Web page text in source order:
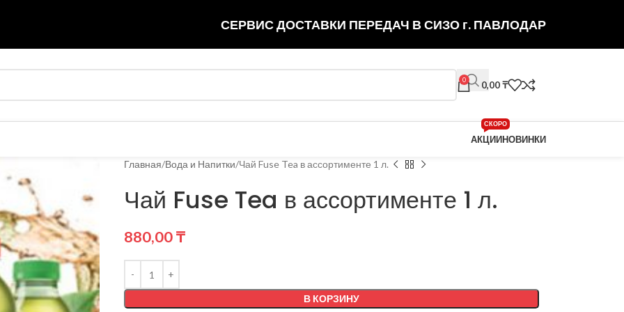
СЕРВИС ДОСТАВКИ ПЕРЕДАЧ В СИЗО г. ПАВЛОДАР
0 0,00₸
АКЦИИ
СКОРО
НОВИНКИ
Главная Вода и Напитки Чай Fuse Tea в ассортименте 1 л.
Чай Fuse Tea в ассортименте 1 л.
880,00₸
В КОРЗИНУ